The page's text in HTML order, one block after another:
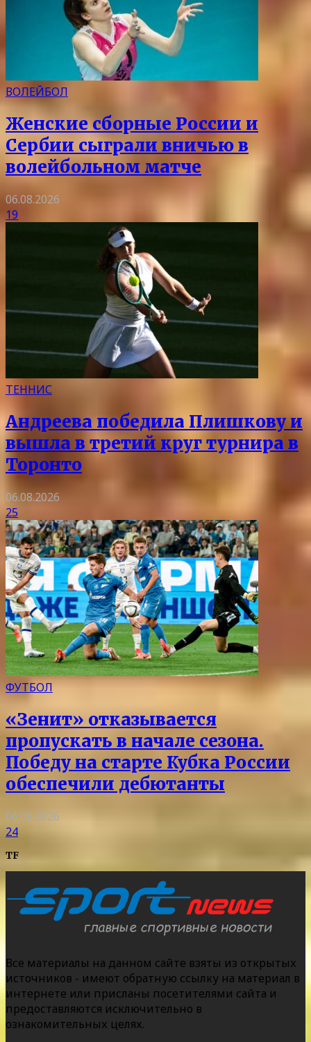
ВОЛЕЙБОЛ
Женские сборные России и
Сербии сыграли вничью в
волейбольном матче
06.08.2026
19
ТЕННИС
Андреева победила Плишкову и
вышла в третий круг турнира в
Торонто
06.08.2026
25
ФУТБОЛ
«Зенит» отказывается
пропускать в начале сезона.
Победу на старте Кубка России
обеспечили дебютанты
06.08.2026
24
TF
Все материалы на данном сайте взяты из открытых
источников - имеют обратную ссылку на материал в
интернете или присланы посетителями сайта и
предоставляются исключительно в
ознакомительных целях.